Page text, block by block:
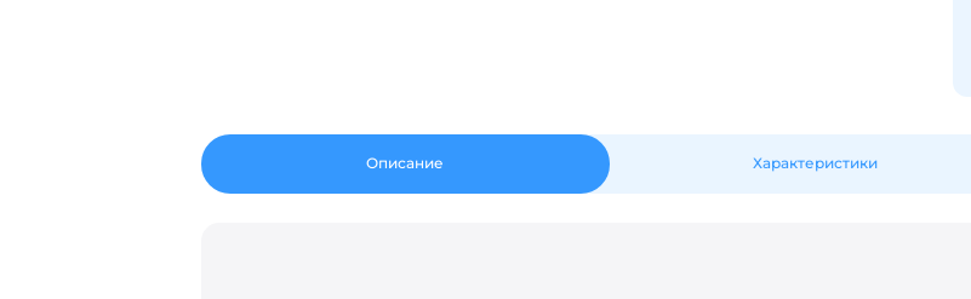
Описание Характеристики